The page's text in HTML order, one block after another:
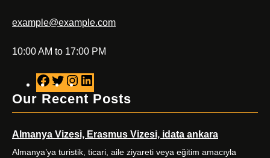
example@example.com
10:00 AM to 17:00 PM
F
a
b
o
T
w
t
e
n
a
g
i
e
d
Our Recent Posts
Almanya Vizesi, Erasmus Vizesi, idata ankara
Almanya’ya turistik, ticari, aile ziyareti veya eğitim amacıyla